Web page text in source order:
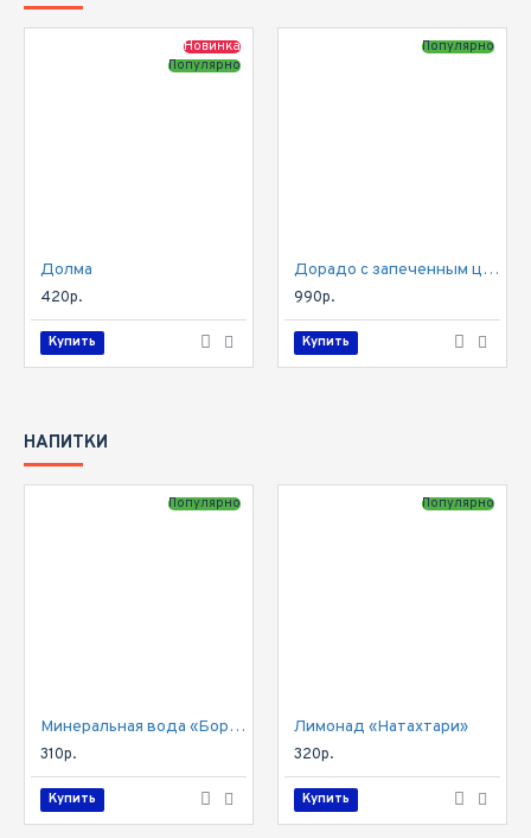
Новинка
Популярно
Долма
420р.
Купить
Популярно
Дорадо с запеченным цукини
990р.
Купить
НАПИТКИ
Популярно
Минеральная вода «Боржоми»
310р.
Купить
Популярно
Лимонад «Натахтари»
320р.
Купить